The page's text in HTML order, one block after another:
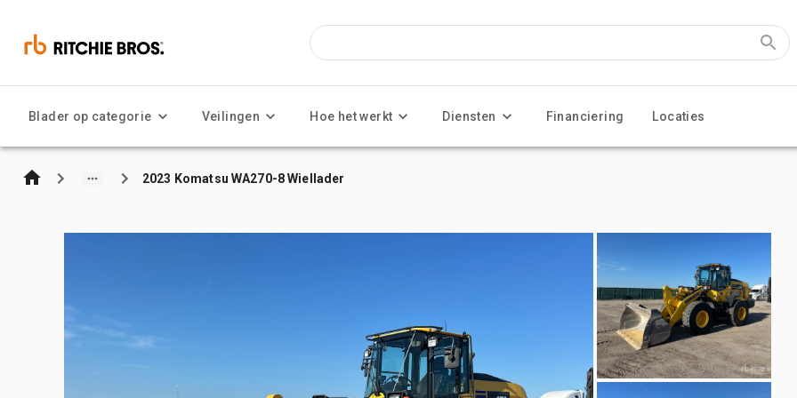
Blader op categorie Veilingen Hoe het werkt Diensten Financiering Locaties
2023 Komatsu WA270-8 Wiellader